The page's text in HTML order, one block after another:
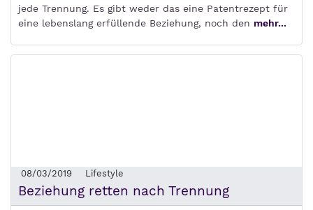
jede Trennung. Es gibt weder das eine Patentrezept für
eine lebenslang erfüllende Beziehung, noch den mehr...
08/03/2019 Lifestyle
Beziehung retten nach Trennung